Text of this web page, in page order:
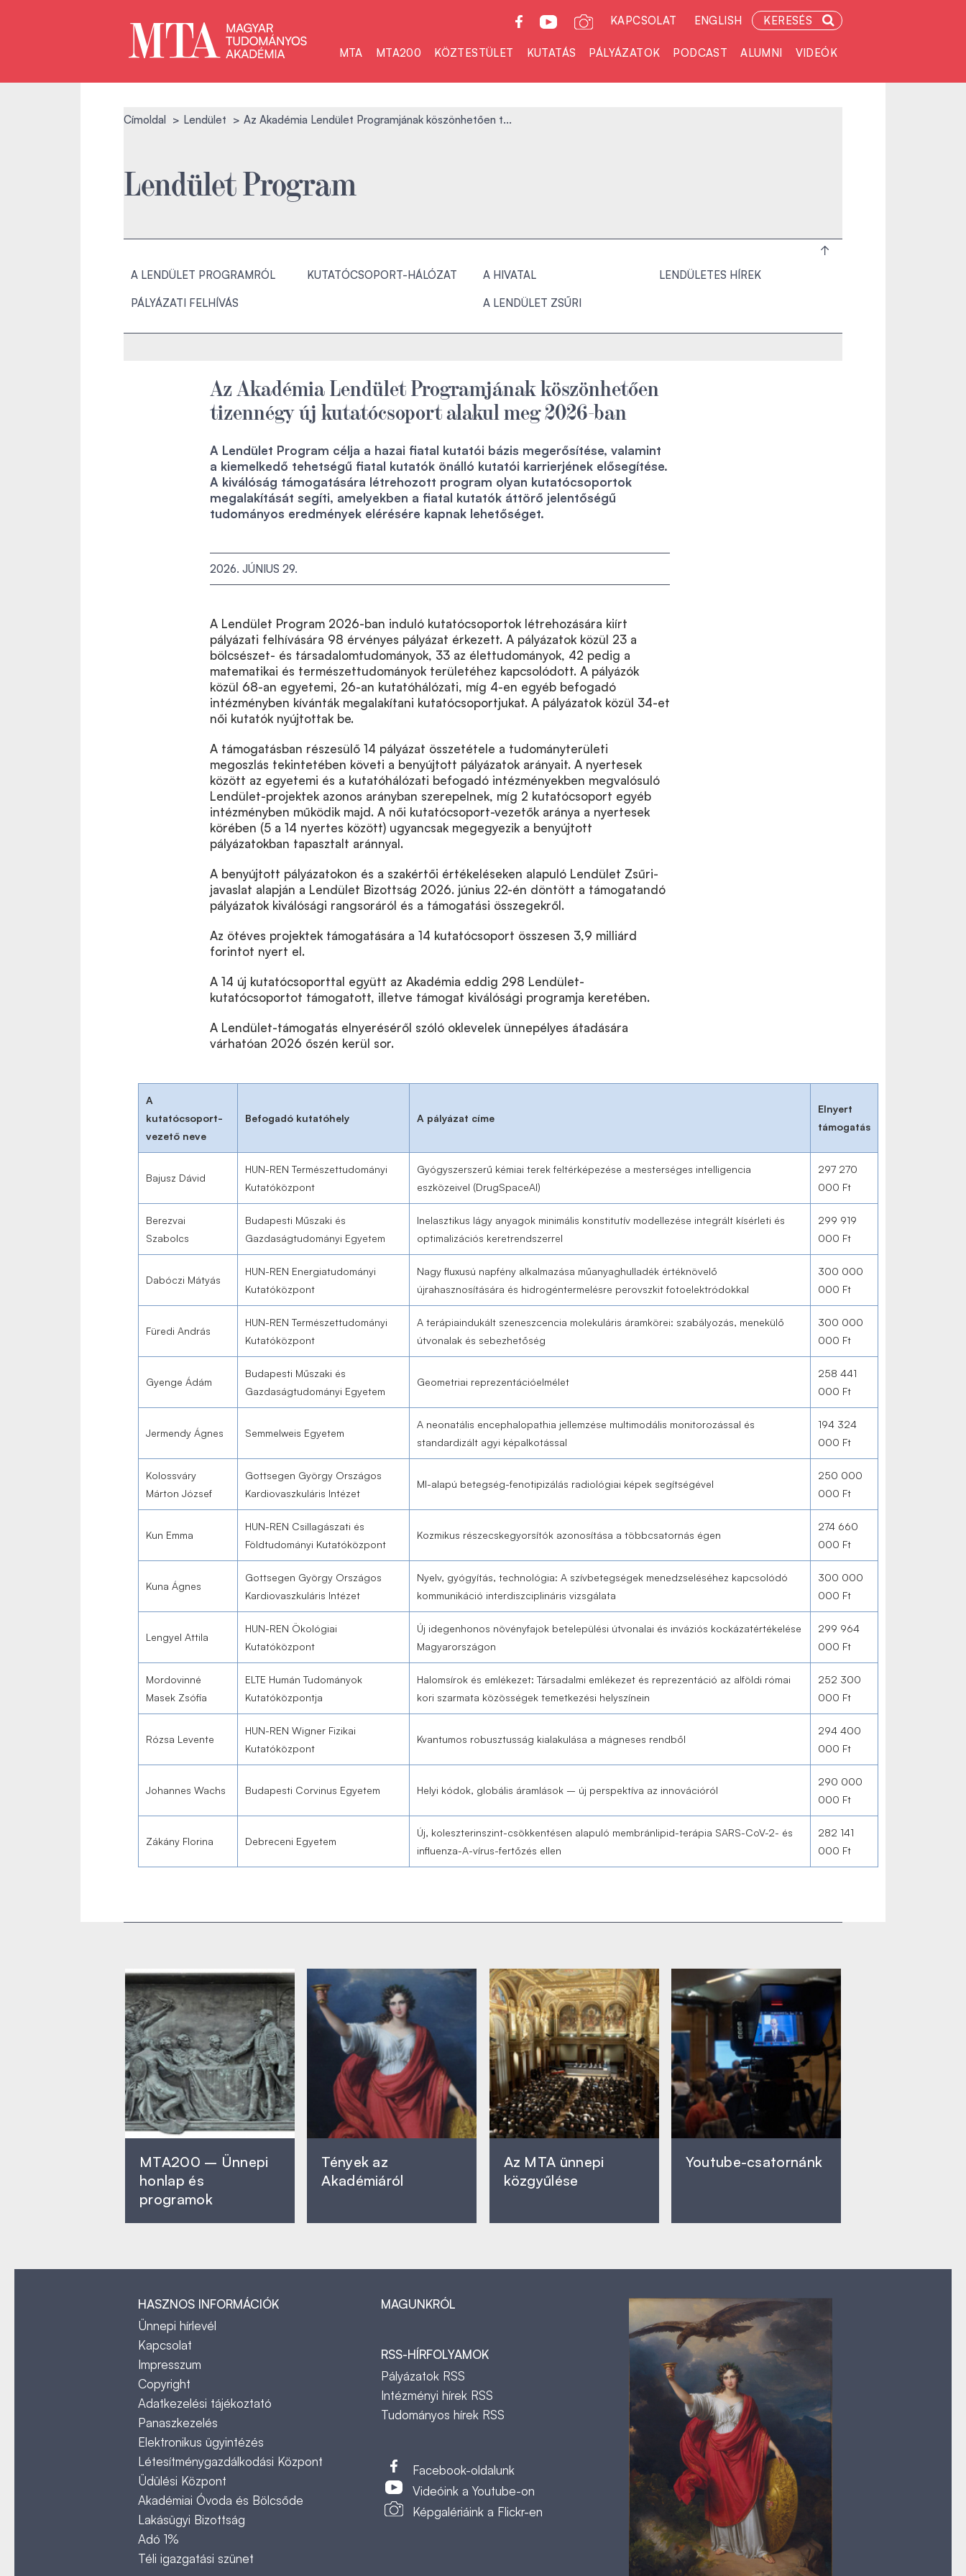
KAPCSOLAT ENGLISH KERESÉS
MTA MTA200 KÖZTESTÜLET KUTATÁS PÁLYÁZATOK PODCAST ALUMNI VIDEÓK
Címoldal Lendület Az Akadémia Lendület Programjának köszönhetően t...
Lendület Program
A LENDÜLET PROGRAMRÓL
PÁLYÁZATI FELHÍVÁS
KUTATÓCSOPORT-HÁLÓZAT A HIVATAL
A LENDÜLET ZSŰRI
LENDÜLETES HÍREK
Az Akadémia Lendület Programjának köszönhetően
tizennégy új kutatócsoport alakul meg 2026-ban
A Lendület Program célja a hazai fiatal kutatói bázis megerősítése, valamint
a kiemelkedő tehetségű fiatal kutatók önálló kutatói karrierjének elősegítése.
A kiválóság támogatására létrehozott program olyan kutatócsoportok
megalakítását segíti, amelyekben a fiatal kutatók áttörő jelentőségű
tudományos eredmények elérésére kapnak lehetőséget.
2026. JÚNIUS 29.
A Lendület Program 2026-ban induló kutatócsoportok létrehozására kiírt
pályázati felhívására 98 érvényes pályázat érkezett. A pályázatok közül 23 a
bölcsészet- és társadalomtudományok, 33 az élettudományok, 42 pedig a
matematikai és természettudományok területéhez kapcsolódott. A pályázók
közül 68-an egyetemi, 26-an kutatóhálózati, míg 4-en egyéb befogadó
intézményben kívánták megalakítani kutatócsoportjukat. A pályázatok közül 34-et
női kutatók nyújtottak be.
A támogatásban részesülő 14 pályázat összetétele a tudományterületi
megoszlás tekintetében követi a benyújtott pályázatok arányait. A nyertesek
között az egyetemi és a kutatóhálózati befogadó intézményekben megvalósuló
Lendület-projektek azonos arányban szerepelnek, míg 2 kutatócsoport egyéb
intézményben működik majd. A női kutatócsoport-vezetők aránya a nyertesek
körében (5 a 14 nyertes között) ugyancsak megegyezik a benyújtott
pályázatokban tapasztalt aránnyal.
A benyújtott pályázatokon és a szakértői értékeléseken alapuló Lendület Zsűri-
javaslat alapján a Lendület Bizottság 2026. június 22-én döntött a támogatandó
pályázatok kiválósági rangsoráról és a támogatási összegekről.
Az ötéves projektek támogatására a 14 kutatócsoport összesen 3,9 milliárd
forintot nyert el.
A 14 új kutatócsoporttal együtt az Akadémia eddig 298 Lendület-
kutatócsoportot támogatott, illetve támogat kiválósági programja keretében.
A Lendület-támogatás elnyeréséről szóló oklevelek ünnepélyes átadására
várhatóan 2026 őszén kerül sor.
A
kutatócsoport-
vezető neve
Befogadó kutatóhely A pályázat címe
Elnyert
támogatás
Bajusz Dávid
HUN-REN Természettudományi
Kutatóközpont
Gyógyszerszerű kémiai terek feltérképezése a mesterséges intelligencia
eszközeivel (DrugSpaceAI)
297 270
000 Ft
Berezvai
Szabolcs
Budapesti Műszaki és
Gazdaságtudományi Egyetem
Inelasztikus lágy anyagok minimális konstitutív modellezése integrált kísérleti és
optimalizációs keretrendszerrel
299 919
000 Ft
Dabóczi Mátyás
HUN-REN Energiatudományi
Kutatóközpont
Nagy fluxusú napfény alkalmazása műanyaghulladék értéknövelő
újrahasznosítására és hidrogéntermelésre perovszkit fotoelektródokkal
300 000
000 Ft
Füredi András
HUN-REN Természettudományi
Kutatóközpont
A terápiaindukált szeneszcencia molekuláris áramkörei: szabályozás, menekülő
útvonalak és sebezhetőség
300 000
000 Ft
Gyenge Ádám
Budapesti Műszaki és
Gazdaságtudományi Egyetem
Geometriai reprezentációelmélet
258 441
000 Ft
Jermendy Ágnes Semmelweis Egyetem
A neonatális encephalopathia jellemzése multimodális monitorozással és
standardizált agyi képalkotással
194 324
000 Ft
Kolossváry
Márton József
Gottsegen György Országos
Kardiovaszkuláris Intézet
MI-alapú betegség-fenotipizálás radiológiai képek segítségével
250 000
000 Ft
Kun Emma
HUN-REN Csillagászati és
Földtudományi Kutatóközpont
Kozmikus részecskegyorsítók azonosítása a többcsatornás égen
274 660
000 Ft
Kuna Ágnes
Gottsegen György Országos
Kardiovaszkuláris Intézet
Nyelv, gyógyítás, technológia: A szívbetegségek menedzseléséhez kapcsolódó
kommunikáció interdiszciplináris vizsgálata
300 000
000 Ft
Lengyel Attila
HUN-REN Ökológiai
Kutatóközpont
Új idegenhonos növényfajok betelepülési útvonalai és inváziós kockázatértékelése
Magyarországon
299 964
000 Ft
Mordovinné
Masek Zsófia
ELTE Humán Tudományok
Kutatóközpontja
Halomsírok és emlékezet: Társadalmi emlékezet és reprezentáció az alföldi római
kori szarmata közösségek temetkezési helyszínein
252 300
000 Ft
Rózsa Levente
HUN-REN Wigner Fizikai
Kutatóközpont
Kvantumos robusztusság kialakulása a mágneses rendből
294 400
000 Ft
Johannes Wachs Budapesti Corvinus Egyetem Helyi kódok, globális áramlások – új perspektíva az innovációról
290 000
000 Ft
Zákány Florina Debreceni Egyetem
Új, koleszterinszint-csökkentésen alapuló membránlipid-terápia SARS-CoV-2- és
influenza-A-vírus-fertőzés ellen
282 141
000 Ft
MTA200 – Ünnepi
honlap és
programok
Tények az
Akadémiáról
Az MTA ünnepi
közgyűlése
Youtube-csatornánk
HASZNOS INFORMÁCIÓK
Ünnepi hírlevél
Kapcsolat
Impresszum
Copyright
Adatkezelési tájékoztató
Panaszkezelés
Elektronikus ügyintézés
Létesítménygazdálkodási Központ
Üdülési Központ
Akadémiai Óvoda és Bölcsőde
Lakásügyi Bizottság
Adó 1%
Téli igazgatási szünet
MAGUNKRÓL
RSS-HÍRFOLYAMOK
Pályázatok RSS
Intézményi hírek RSS
Tudományos hírek RSS
Facebook-oldalunk
Videóink a Youtube-on
Képgalériáink a Flickr-en